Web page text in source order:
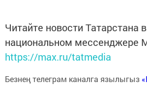
Читайте новости Татарстана в
национальном мессенджере
https://max.ru/tatmedia
Безнең телеграм каналга язылыгыз